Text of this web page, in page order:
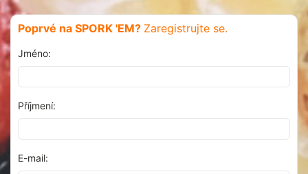
Poprvé na SPORK 'EM? Zaregistrujte se.
Jméno:
Příjmení:
E-mail: